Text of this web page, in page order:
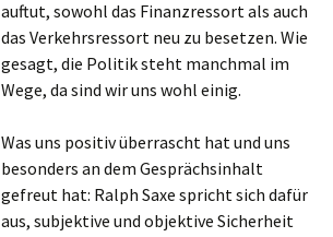
auftut, sowohl das Finanzressort als auch
das Verkehrsressort neu zu besetzen. Wie
gesagt, die Politik steht manchmal im
Wege, da sind wir uns wohl einig.
Was uns positiv überrascht hat und uns
besonders an dem Gesprächsinhalt
gefreut hat: Ralph Saxe spricht sich dafür
aus, subjektive und objektive Sicherheit